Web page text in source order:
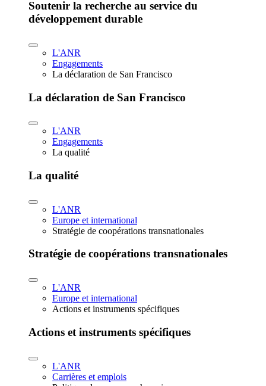
Soutenir la recherche au service du
développement durable
L'ANR
Engagements
La déclaration de San Francisco
La déclaration de San Francisco
L'ANR
Engagements
La qualité
La qualité
L'ANR
Europe et international
Stratégie de coopérations transnationales
Stratégie de coopérations transnationales
L'ANR
Europe et international
Actions et instruments spécifiques
Actions et instruments spécifiques
L'ANR
Carrières et emplois